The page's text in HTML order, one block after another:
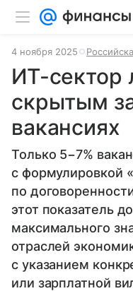
4 ноября 2025
ИТ-сектор
скрытым
вакансиях
Только 5−7%
с формулировкой
по
этот показатель
максимального
отраслей
с указанием
или зарплатной